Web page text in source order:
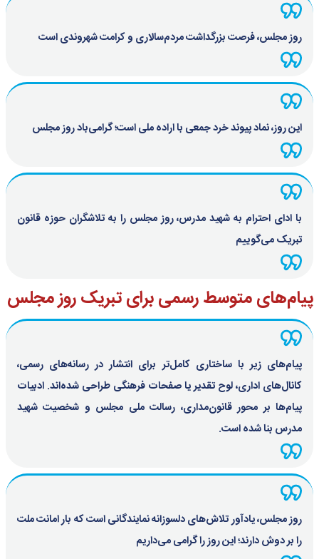
روز مجلس، فرصت بزرگداشت مردم‌سالاری و کرامت شهروندی است
این روز، نماد پیوند خرد جمعی با اراده ملی است؛ گرامی‌باد روز مجلس
با ادای احترام به شهید مدرس، روز مجلس را به تلاشگران حوزه قانون
تبریک می‌گوییم
پیام‌های متوسط رسمی برای تبریک روز مجلس
پیام‌های زیر با ساختاری کامل‌تر برای انتشار در رسانه‌های رسمی،
کانال‌های اداری، لوح تقدیر یا صفحات فرهنگی طراحی شده‌اند. ادبیات
پیام‌ها بر محور قانون‌مداری، رسالت ملی مجلس و شخصیت شهید
مدرس بنا شده است.
روز مجلس، یادآور تلاش‌های دلسوزانه نمایندگانی است که بار امانت ملت
را بر دوش دارند؛ این روز را گرامی می‌داریم